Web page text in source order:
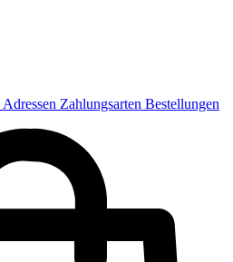
Adressen Zahlungsarten Bestellungen